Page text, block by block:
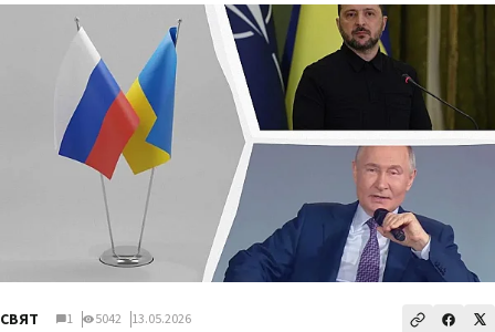
СВЯТ 1 5042 13.05.2026